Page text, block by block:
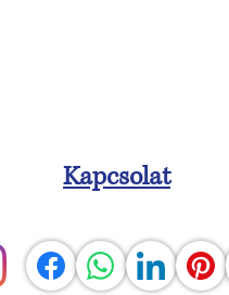
Kapcsolat